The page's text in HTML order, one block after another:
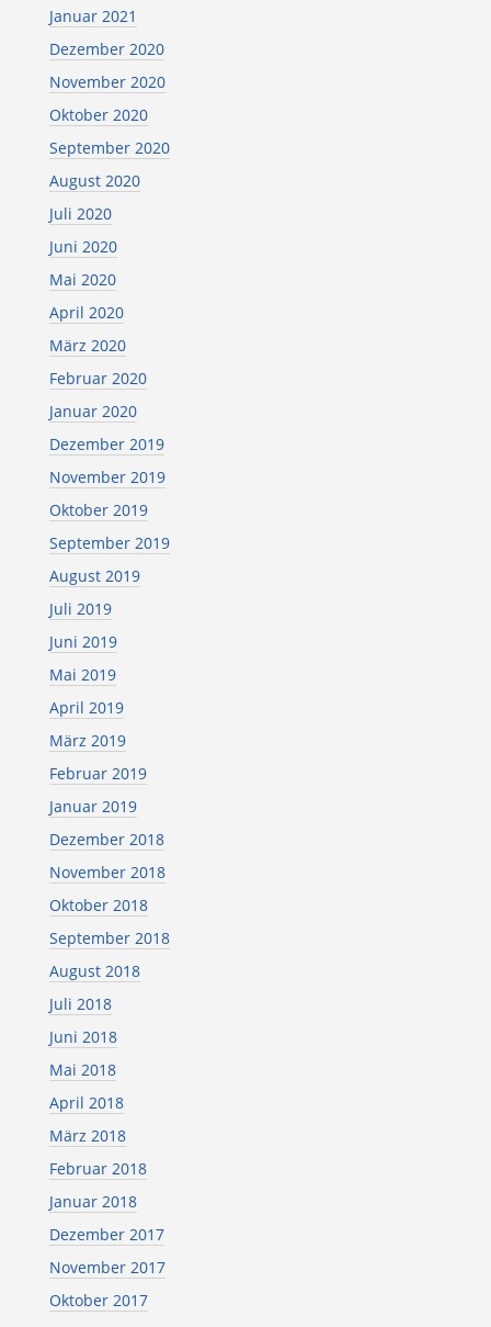
Januar 2021
Dezember 2020
November 2020
Oktober 2020
September 2020
August 2020
Juli 2020
Juni 2020
Mai 2020
April 2020
März 2020
Februar 2020
Januar 2020
Dezember 2019
November 2019
Oktober 2019
September 2019
August 2019
Juli 2019
Juni 2019
Mai 2019
April 2019
März 2019
Februar 2019
Januar 2019
Dezember 2018
November 2018
Oktober 2018
September 2018
August 2018
Juli 2018
Juni 2018
Mai 2018
April 2018
März 2018
Februar 2018
Januar 2018
Dezember 2017
November 2017
Oktober 2017